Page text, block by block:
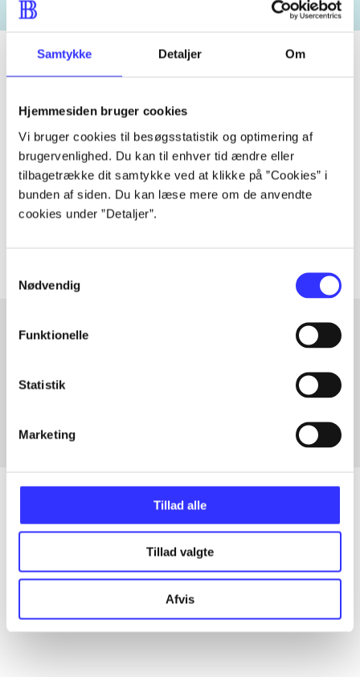
Samtykke Detaljer Om
Hjemmesiden bruger cookies
Vi bruger cookies til besøgsstatistik og optimering af
brugervenlighed. Du kan til enhver tid ændre eller
tilbagetrække dit samtykke ved at klikke på ”Cookies” i
bunden af siden. Du kan læse mere om de anvendte
cookies under ”Detaljer”.
Nødvendig
Funktionelle
Statistik
Marketing
Tillad alle
Tillad valgte
Afvis
Tidsskrift
Artiklen er en del af
lorem ipsum dolor sit amet ...
Tidsskrift
Artiklerne ihandler ofte om
Fra
Alle registrerede artikler fordelt på udgivelser